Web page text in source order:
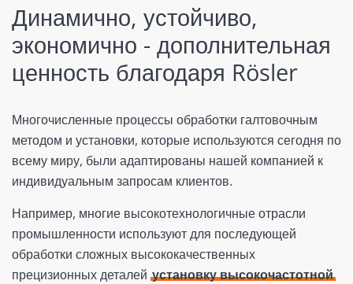
Динамично, устойчиво,
экономично - дополнительная
ценность благодаря Rösler
Многочисленные процессы обработки галтовочным
методом и установки, которые используются сегодня по
всему миру, были адаптированы нашей компанией к
индивидуальным запросам клиентов.
Например, многие высокотехнологичные отрасли
промышленности используют для последующей
обработки сложных высококачественных
прецизионных деталей установку высокочастотной